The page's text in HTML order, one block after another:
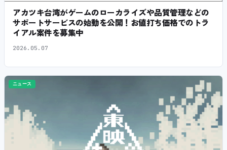
アカツキ台湾がゲームのローカライズや品質管理などの
サポートサービスの始動を公開！お値打ち価格でのトラ
イアル案件を募集中
2026.05.07
ニュース